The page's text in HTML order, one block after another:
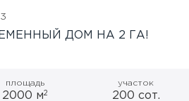
ДОМ НА 2 ГА!
площадь
2000 м2
участок
200 сот.